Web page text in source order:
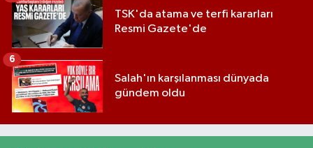
TSK'da atama ve terfi kararları
Resmi Gazete'de
Salah'ın karşılanması dünyada
gündem oldu
6